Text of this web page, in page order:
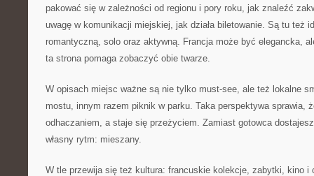
pakować się w zależności od regionu i pory roku, jak znaleźć
uwagę w komunikacji miejskiej, jak działa biletowanie. Są tu też
romantyczną, solo oraz aktywną. Francja może być elegancka,
ta strona pomaga zobaczyć obie twarze.
W opisach miejsc ważne są nie tylko must-see, ale też lokalne
mostu, innym razem piknik w parku. Taka perspektywa sprawia,
odhaczaniem, a staje się przeżyciem. Zamiast gotowca
własny rytm: mieszany.
W tle przewija się też kultura: francuskie kolekcje, zabytki, kino i